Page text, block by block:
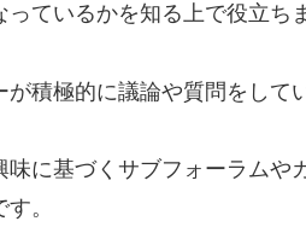
っているかを知る上で役立ち
が積極的に議論や質問をして
味に基づくサブフォーラムや
。